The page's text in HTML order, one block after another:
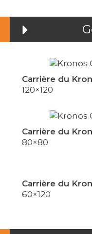
Carrière du
120×120
Carrière du
80×80
Carrière du
60×120